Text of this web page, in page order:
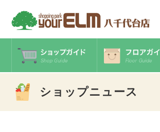
ショップニュース